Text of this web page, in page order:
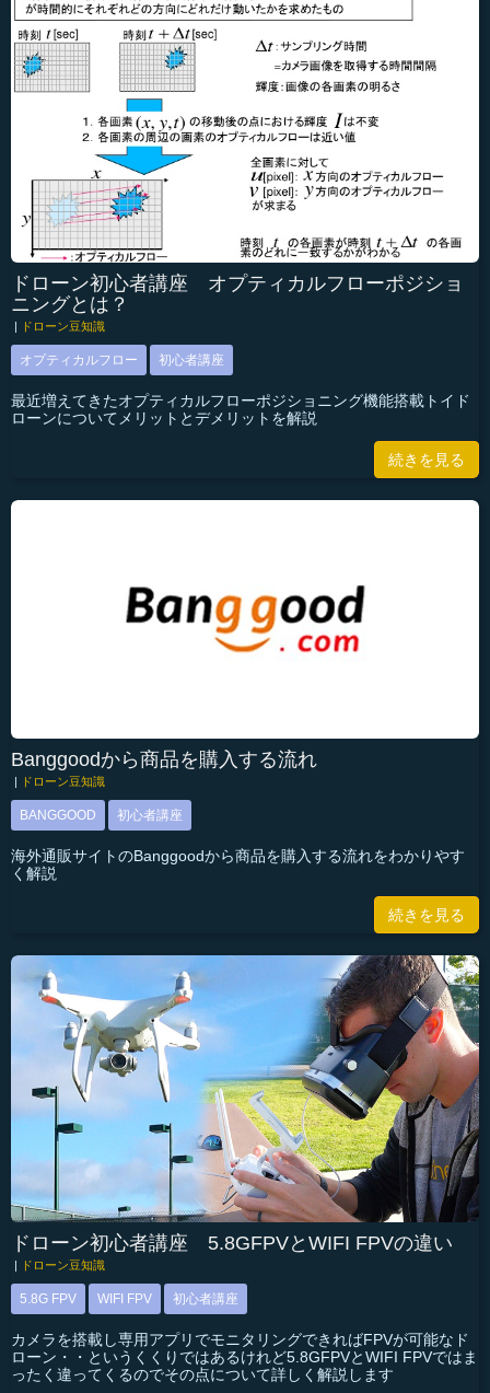
ドローン初心者講座 オプティカルフローポジショ
ニングとは？
| ドローン豆知識
オプティカルフロー 初心者講座
最近増えてきたオプティカルフローポジショニング機能搭載トイド
ローンについてメリットとデメリットを解説
続きを見る
Banggoodから商品を購入する流れ
| ドローン豆知識
BANGGOOD 初心者講座
海外通販サイトのBanggoodから商品を購入する流れをわかりやす
く解説
続きを見る
ドローン初心者講座 5.8GFPVとWIFI FPVの違い
| ドローン豆知識
5.8G FPV WIFI FPV 初心者講座
カメラを搭載し専用アプリでモニタリングできればFPVが可能なド
ローン・・というくくりではあるけれど5.8GFPVとWIFI FPVではま
ったく違ってくるのでその点について詳しく解説します